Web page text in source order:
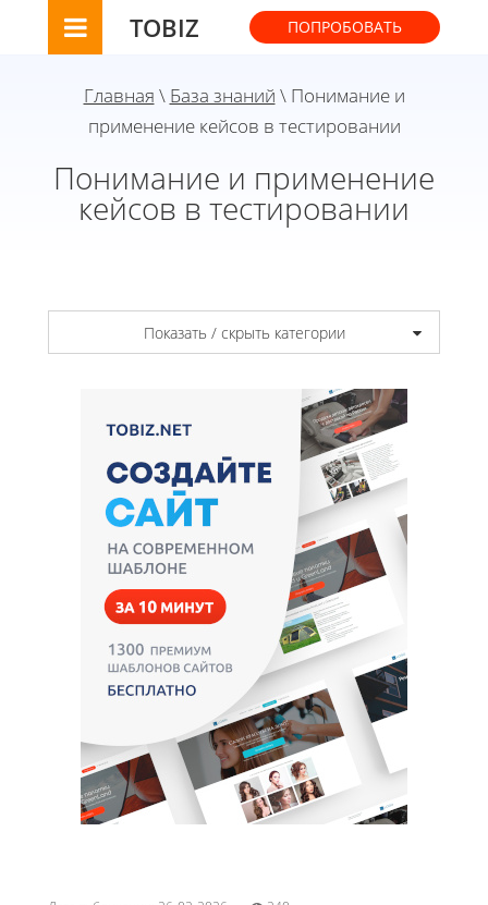
TOBIZ ПОПРОБОВАТЬ
Главная \ База знаний \ Понимание и
применение кейсов в тестировании
Понимание и применение
кейсов в тестировании
Показать / скрыть категории